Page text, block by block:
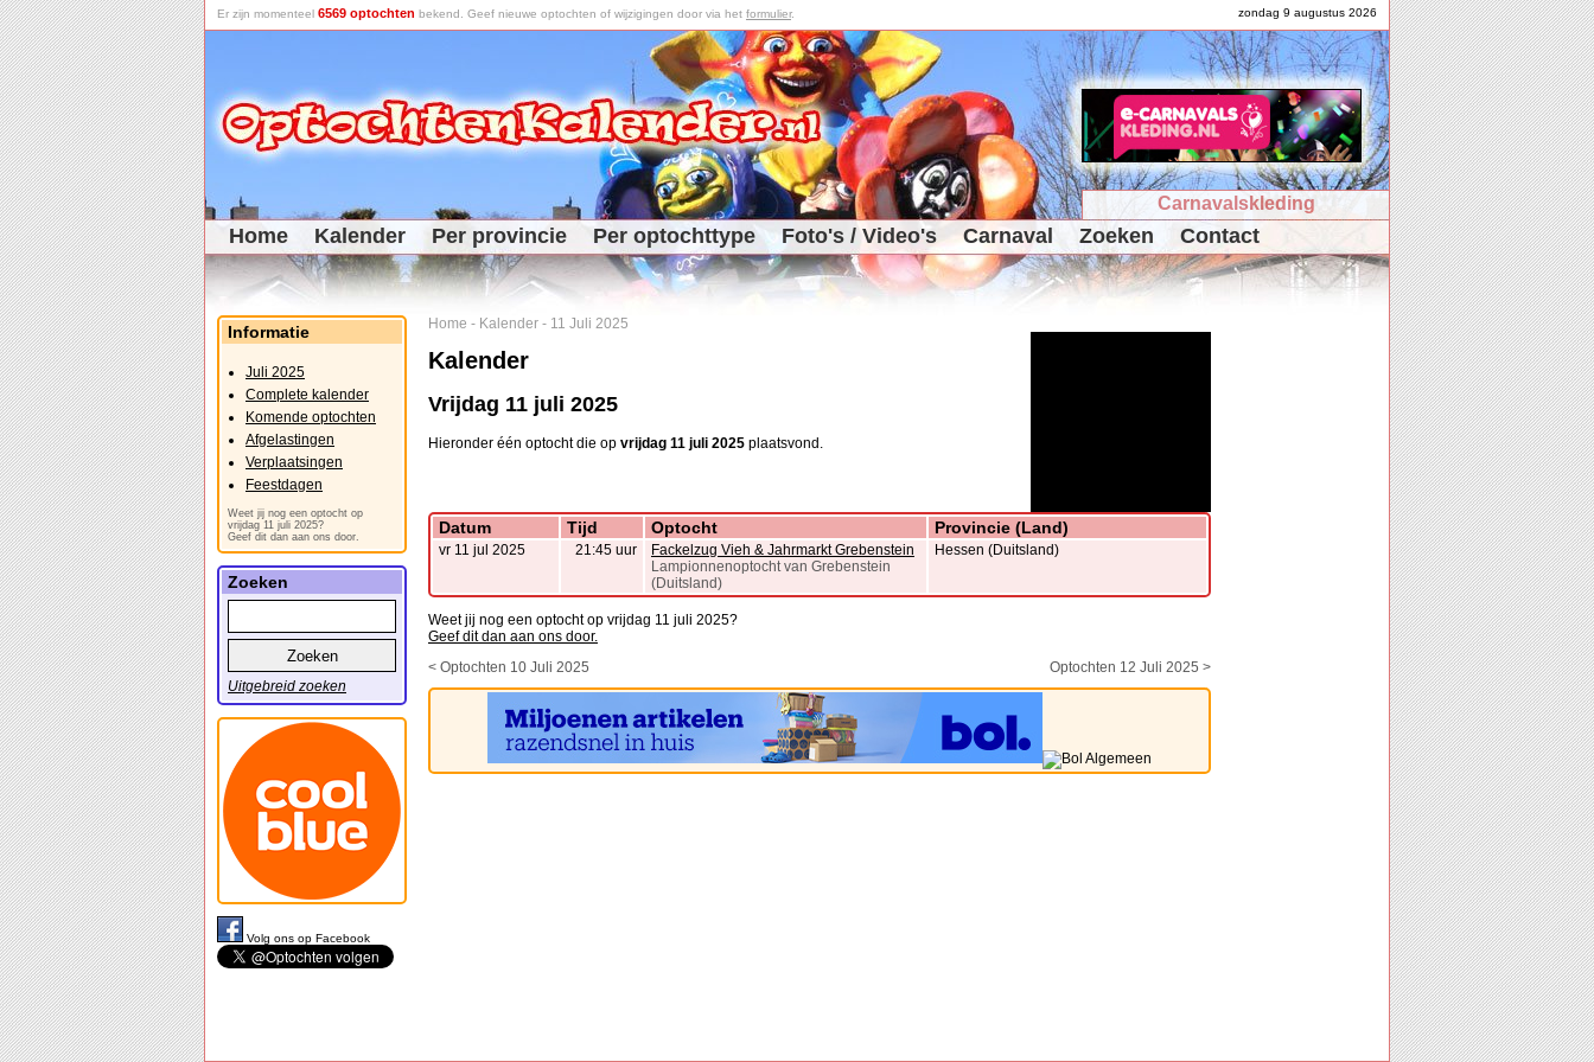
zondag 9 augustus 2026
Er zijn momenteel 6569 optochten bekend. Geef nieuwe optochten of wijzigingen door via het formulier.
Carnavalskleding
Home Kalender Per provincie Per optochttype Foto's / Video's Carnaval Zoeken Contact
Home - Kalender - 11 Juli 2025
Kalender
Vrijdag 11 juli 2025
Hieronder één optocht die op vrijdag 11 juli 2025 plaatsvond.
Datum Tijd Optocht Provincie (Land)
vr 11 jul 2025 21:45 uur
Fackelzug Vieh & Jahrmarkt Grebenstein
Lampionnenoptocht van Grebenstein
(Duitsland)
Hessen (Duitsland)
Weet jij nog een optocht op vrijdag 11 juli 2025?
Geef dit dan aan ons door.
< Optochten 10 Juli 2025
Optochten 12 Juli 2025 >
Informatie
Juli 2025
Complete kalender
Komende optochten
Afgelastingen
Verplaatsingen
Feestdagen
Weet jij nog een optocht op
vrijdag 11 juli 2025?
Geef dit dan aan ons door.
Zoeken
Uitgebreid zoeken
Volg ons op Facebook